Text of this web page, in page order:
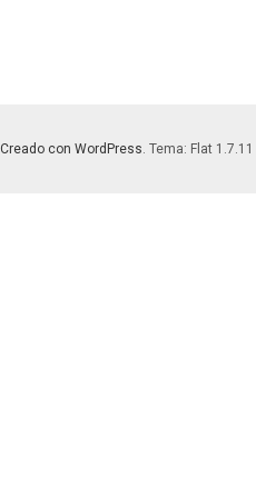
Creado con WordPress. Tema: Flat